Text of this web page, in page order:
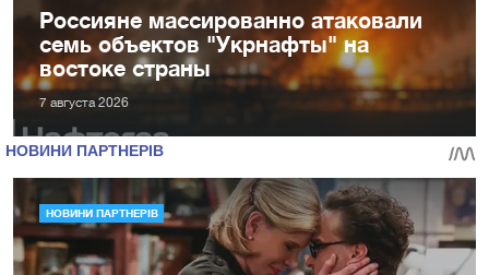
Россияне массированно атаковали
семь объектов "Укрнафты" на
востоке страны
7 августа 2026